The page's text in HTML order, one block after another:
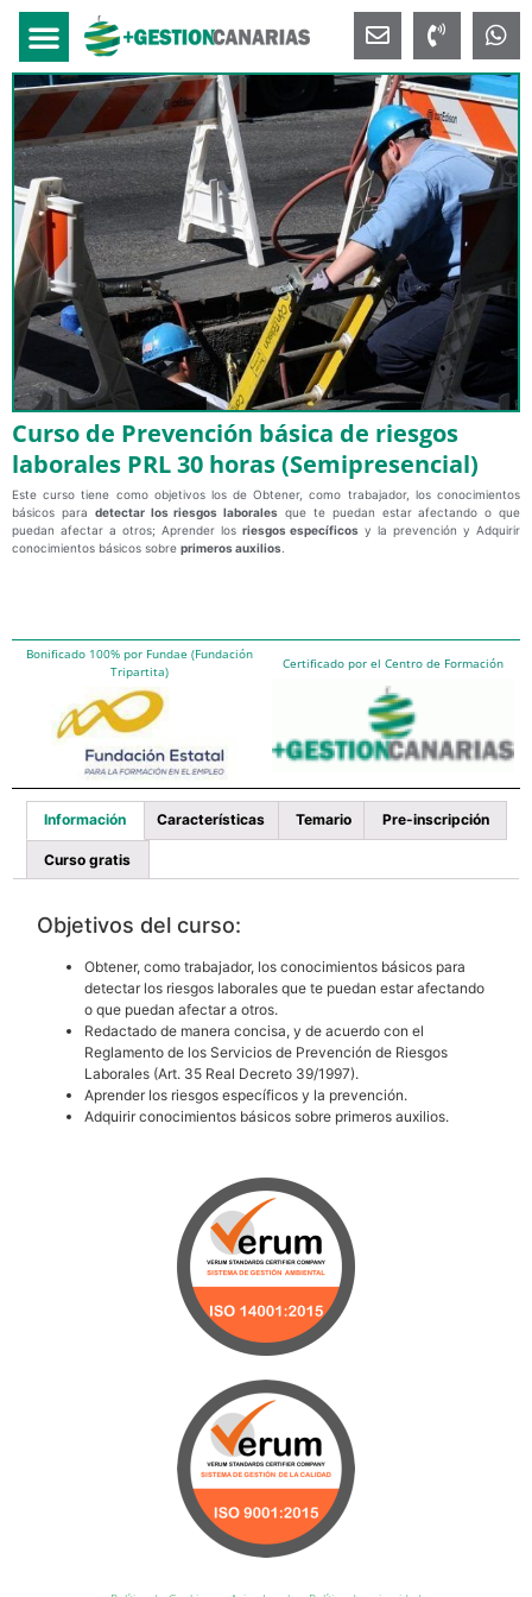
Curso de Prevención básica de riesgos
laborales PRL 30 horas (Semipresencial)
Este curso tiene como objetivos los de Obtener, como trabajador, los conocimientos
básicos para detectar los riesgos laborales que te puedan estar afectando o que
puedan afectar a otros; Aprender los riesgos específicos y la prevención y Adquirir
conocimientos básicos sobre primeros auxilios
Bonificado 100% por Fundae (Fundación
Tripartita)
Certificado por el Centro de Formación
Información Características Temario Pre-inscripción
Curso gratis
Objetivos del curso:
Obtener, como trabajador, los conocimientos básicos para
detectar los riesgos laborales que te puedan estar afectando
o que puedan afectar a otros.
Redactado de manera concisa, y de acuerdo con el
Reglamento de los Servicios de Prevención de Riesgos
Laborales (Art. 35 Real Decreto 39/1997).
Aprender los riesgos específicos y la prevención.
Adquirir conocimientos básicos sobre primeros auxilios.